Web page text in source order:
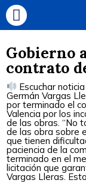
Gobierno
contrato
Escuchar
Germán Vargas
por terminado el
Valencia por los
de las obras. “No
de las obra sobre
que tienen
paciencia de la
terminado en el
licitación que
Vargas Lleras.